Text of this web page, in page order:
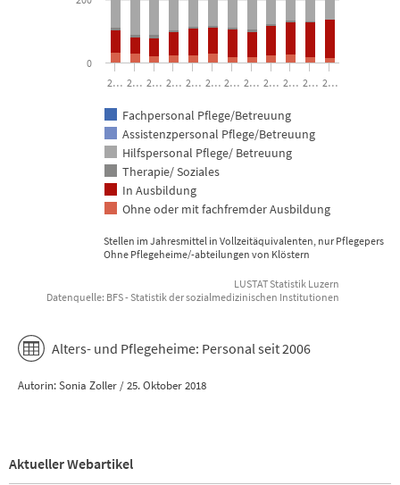
Stellen im Jahresmittel in Vollzeitäquivalenten, nur
Ohne Pflegeheime/-abteilungen von Klöstern
Fachpersonal Pflege/Betreuung
Assistenzpersonal Pflege/Betreuung
Hilfspersonal Pflege/ Betreuung
Therapie/ Soziales
In Ausbildung
Ohne oder mit fachfremder Ausbildung
2… 2… 2… 2… 2… 2… 2… 2… 2… 2… 2… 2…
0
LUSTAT Statistik Luzern
Datenquelle: BFS - Statistik der sozialmedizinischen Institutionen
Alters- und Pflegeheime: Personal seit 2006
Autorin: Sonia Zoller / 25. Oktober 2018
Aktueller Webartikel